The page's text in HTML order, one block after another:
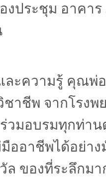
งประชุม อาค
ละความรู้ คุณ
าชีพ จากโรง
วมอบรมทุกท่
อาชีพได้อย่าง
ล ของที่ระลึกม